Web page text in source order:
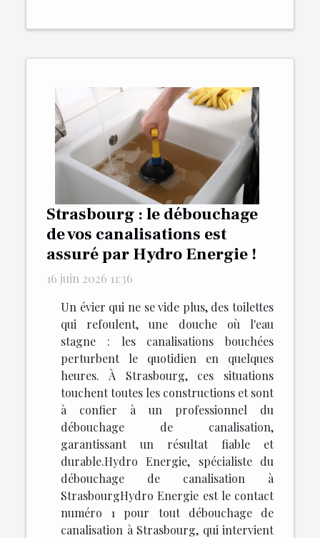
Strasbourg : le débouchage
de vos canalisations est
assuré par Hydro Energie !
16 juin 2026 11:36
Un évier qui ne se vide plus, des toilettes
qui refoulent, une douche où l'eau
stagne : les canalisations bouchées
perturbent le quotidien en quelques
heures. À Strasbourg, ces situations
touchent toutes les constructions et sont
à confier à un professionnel du
débouchage de canalisation,
garantissant un résultat fiable et
durable.Hydro Energie, spécialiste du
débouchage de canalisation à
StrasbourgHydro Energie est le contact
numéro 1 pour tout débouchage de
canalisation à Strasbourg, qui intervient